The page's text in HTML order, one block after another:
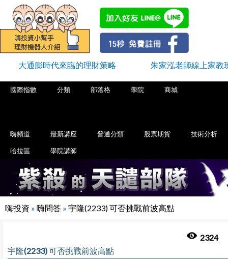
大通膨時代來臨的理財策略 朱家泓老師線上家教
國際指數 分類 部落格 學院 商城
嗨頻道 最新講座 普通分類 股票期貨 技術分析
哈拉區 學院講師
嗨投資 » 嗨問答 » 宇隆(2233) 可否挑戰前波高點
2324
宇隆(2233) 可否挑戰前波高點